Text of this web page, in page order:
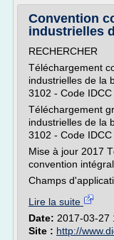
Convention
industrielles
RECHERCHER
Téléchargement
industrielles de la
3102 - Code IDCC
Téléchargement
industrielles de la
3102 - Code IDCC
Mise à jour 2017
convention
Champs
Lire la suite
Date: 2017-03-27
Site : http://